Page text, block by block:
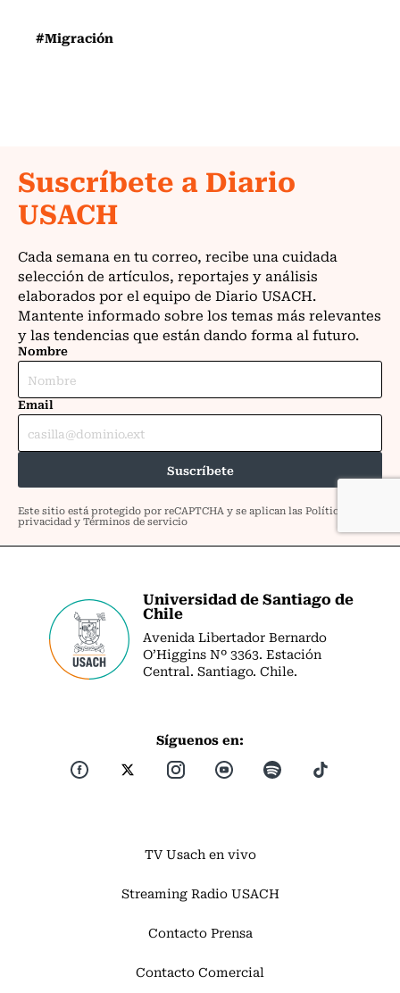
#Migración
Universidad de Santiago de
Chile
Avenida Libertador Bernardo
O’Higgins Nº 3363. Estación
Central. Santiago. Chile.
Síguenos en:
TV Usach en vivo
Streaming Radio USACH
Contacto Prensa
Contacto Comercial